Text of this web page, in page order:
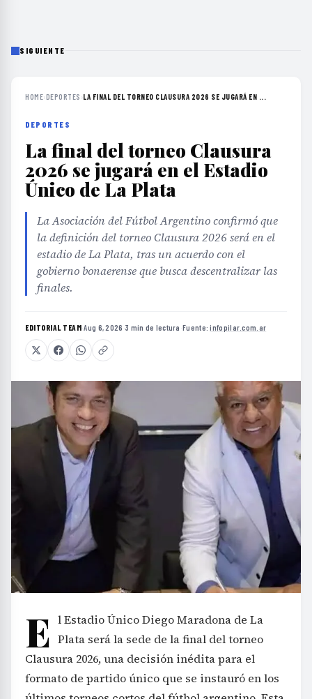
SIGUIENTE
HOME›DEPORTES ›LA FINAL DEL TORNEO CLAUSURA 2026 SE JUGARÁ EN ...
DEPORTES
La final del torneo Clausura
2026 se jugará en el Estadio
Único de La Plata
La Asociación del Fútbol Argentino confirmó que
la definición del torneo Clausura 2026 será en el
estadio de La Plata, tras un acuerdo con el
gobierno bonaerense que busca descentralizar las
finales.
EDITORIAL TEAM·Aug 6, 2026 ·3 min de lectura ·Fuente:infopilar.com.ar
E l Estadio Único Diego Maradona de La
Plata será la sede de la final del torneo
Clausura 2026, una decisión inédita para el
formato de partido único que se instauró en los